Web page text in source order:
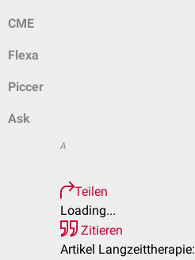
CME
Flexa
Piccer
Ask
A
Teilen
Loading...
Zitieren
Artikel Langzeittherapie: